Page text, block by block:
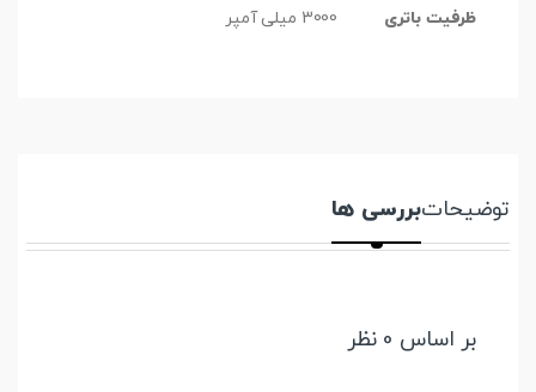
ظرفیت باتری 3000 میلی آمپر
توضیحاتبررسی ها
بر اساس 0 نظر